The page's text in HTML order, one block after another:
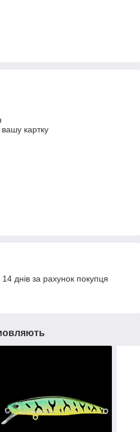
картку
днів за рахунок покупця